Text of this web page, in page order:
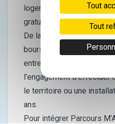
logement peut être mis à
gratuitement.
De la 7e à la 9 année, le
bourse d’engagement à
entre 2 500 et 5 000 euros
l’engagement
le territoire ou une
ans.
Pour intégrer Parcours
Tout
Tout